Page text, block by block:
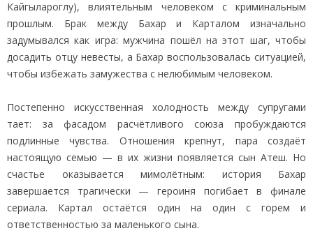
Кайгылароглу), влиятельным человеком с криминальным
прошлым. Брак между Бахар и Карталом изначально
задумывался как игра: мужчина пошёл на этот шаг, чтобы
досадить отцу невесты, а Бахар воспользовалась ситуацией,
чтобы избежать замужества с нелюбимым человеком.
Постепенно искусственная холодность между супругами
тает: за фасадом расчётливого союза пробуждаются
подлинные чувства. Отношения крепнут, пара создаёт
настоящую семью — в их жизни появляется сын Атеш. Но
счастье оказывается мимолётным: история Бахар
завершается трагически — героиня погибает в финале
сериала. Картал остаётся один на один с горем и
ответственностью за маленького сына.